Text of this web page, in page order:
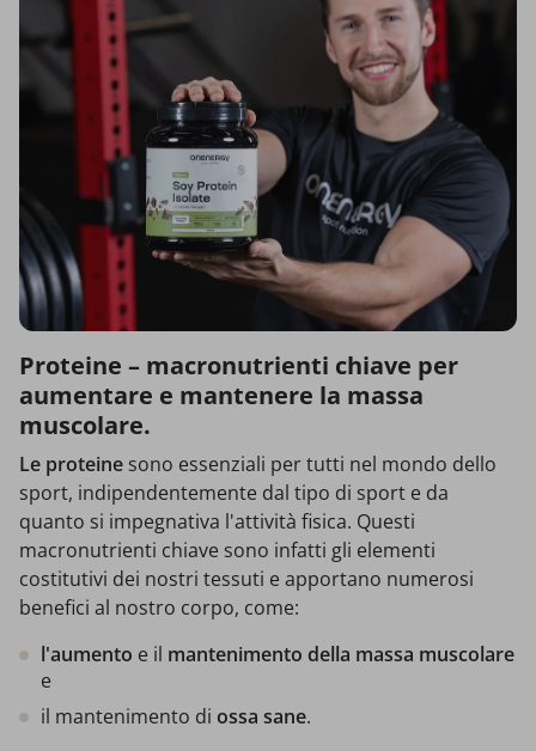
Proteine – macronutrienti chiave per
aumentare e mantenere la massa
muscolare.
Le proteine sono essenziali per tutti nel mondo dello
sport, indipendentemente dal tipo di sport e da
quanto si impegnativa l'attività fisica. Questi
macronutrienti chiave sono infatti gli elementi
costitutivi dei nostri tessuti e apportano numerosi
benefici al nostro corpo, come:
l'aumento e il mantenimento della massa muscolare
e
il mantenimento di ossa sane.